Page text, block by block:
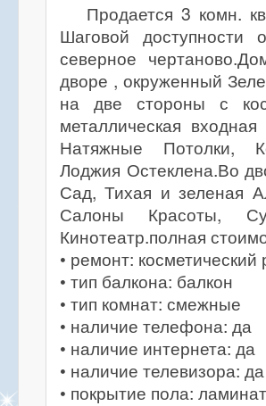
Продается 3 комн.
Шаговой
северное
дворе , окруженный
на две стороны с
металлическая
Натяжные Потолки,
Лоджия Остеклена.Во
Сад, Тихая и зеленая
Салоны Красоты,
Кинотеатр.полная
• ремонт: косметический
• тип балкона: балкон
• тип комнат: смежные
• наличие телефона: да
• наличие интернета: да
• наличие телевизора: да
• покрытие пола: ламинат